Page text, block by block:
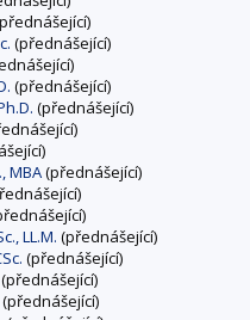
(přednášející)
(přednášející)
(přednášející)
MBA(přednášející)
LL.M. (přednášející)
(přednášející)
(přednášející)
(přednášející)